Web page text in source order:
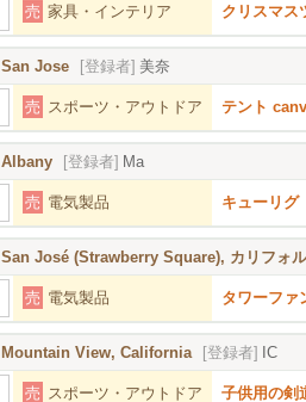
売 家具・インテリア クリスマス
San Jose [登録者] 美奈
売 スポーツ・アウトドア テント
Albany [登録者] Ma
売 電気製品 キューリ
San José (Strawberry Square), カリフォ
売 電気製品 タワーファ
Mountain View, California [登録者] IC
売 スポーツ・アウトドア 子供用の剣